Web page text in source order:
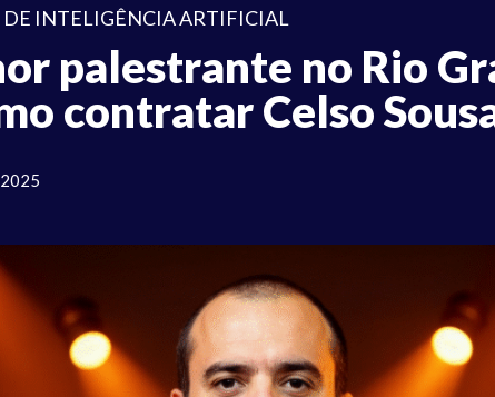
DE INTELIGÊNCIA ARTIFICIAL
palestrante no Rio
contratar Celso